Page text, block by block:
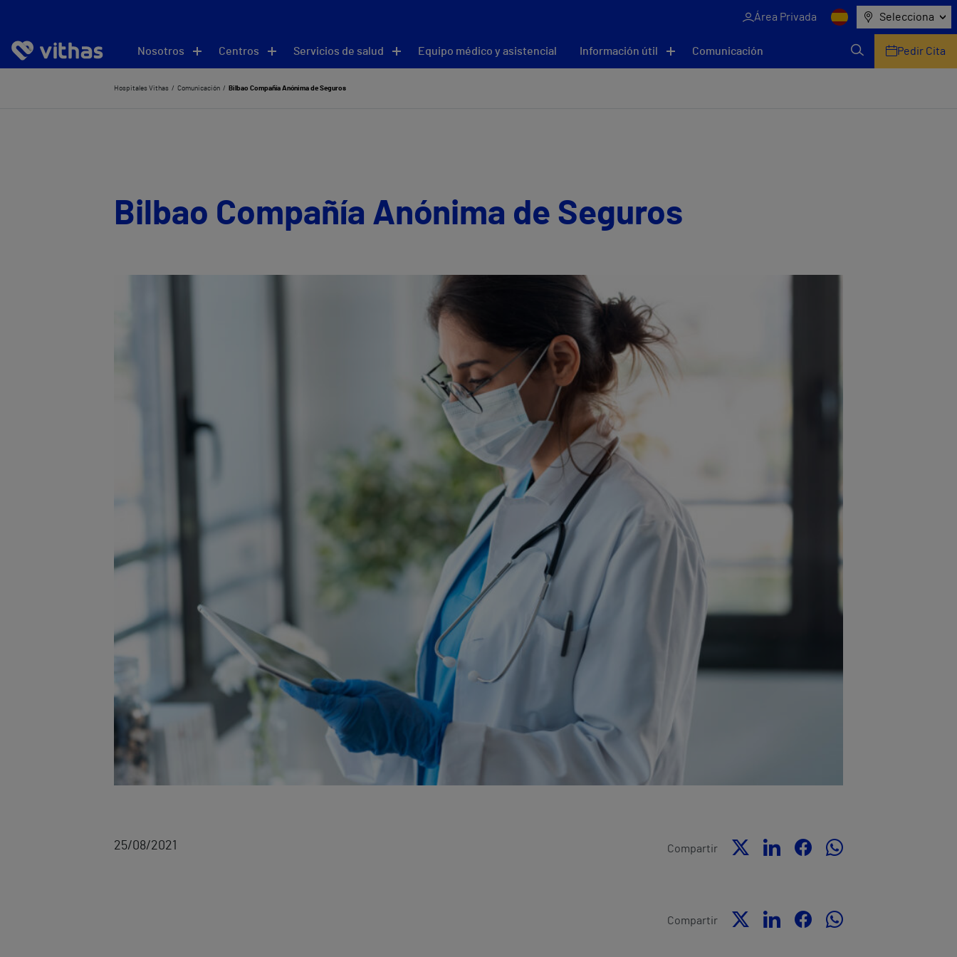
Área Privada Selecciona
Nosotros Centros Servicios de salud Equipo médico y asistencial Información útil Comunicación Pedir Cita
Hospitales Vithas Comunicación Bilbao Compañía Anónima de Seguros
Bilbao Compañía Anónima de Seguros
25/08/2021 Compartir
Compartir